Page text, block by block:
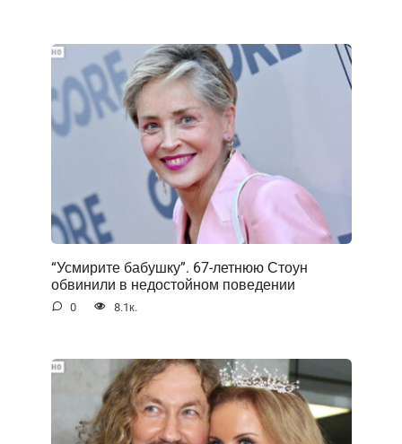
“Усмирите бабушку”. 67-летнюю Стоун
обвинили в недостойном поведении
0 8.1к.